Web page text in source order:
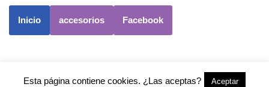
Inicio accesorios Facebook
Esta página contiene cookies. ¿Las aceptas? Aceptar